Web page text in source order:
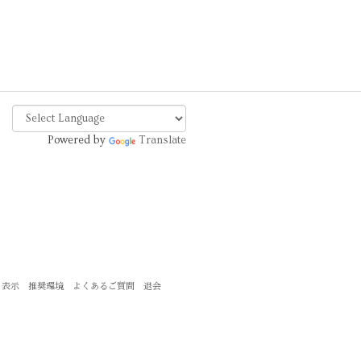
Powered by Translate
示 推奨環境 よくあるご質問 退会